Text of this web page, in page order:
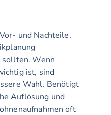
und Nachteile,
sollten. Wenn
ist, sind
Wahl. Benötigt
Auflösung und
oft